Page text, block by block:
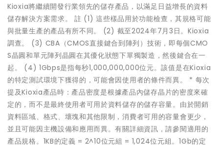
Kioxia將繼續開發行業領先的儲存產品，以滿足日益增長的資料
儲存解決方案需求。 註 (1) 這些樣品用於功能檢查，其規格可能
與批量生產的產品有所不同。 (2) 截至2024年7月3日。Kioxia
調查。 (3) CBA（CMOS直接鍵合到陣列）技術，即每個CMO
S晶圓和單元陣列晶圓在其優化狀態下單獨製造，然後鍵合在一
起。 (4) 1Gbps是指每秒1,000,000,000位元。該值是在Kioxia
的特定測試環境下獲得的，可能會因使用者的條件而異。 * 每次
提及Kioxia產品時：產品密度是根據產品內儲存晶片的密度來確
定的，而不是最終使用者可用於資料儲存的儲存容量。由於開銷
資料區域、格式、壞塊和其他限制，消費者可用的容量會更少，
並且可能因主機設備和應用而異。有關詳細資訊，請參閱適用的
產品規格。1KB的定義 = 2^10位元組 = 1,024位元組。1Gb的定